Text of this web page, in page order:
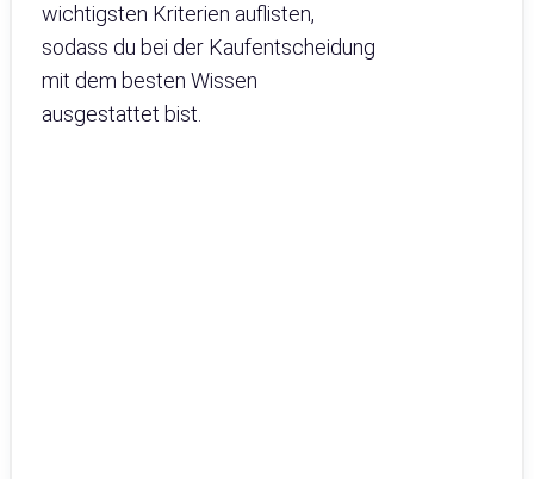
wichtigsten Kriterien auflisten,
sodass du bei der Kaufentscheidung
mit dem besten Wissen
ausgestattet bist.